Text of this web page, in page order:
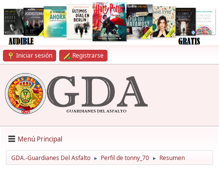
Iniciar sesión Registrarse
Menú Principal
GDA.-Guardianes Del Asfalto ► Perfil de tonny_70 ► Resumen